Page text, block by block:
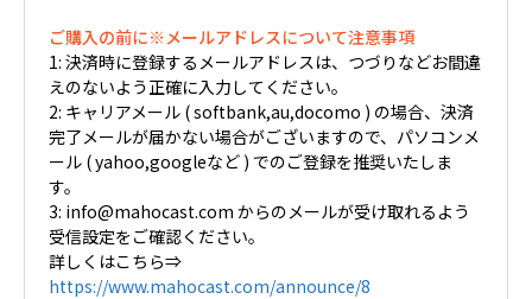
ご購入の前に※メールアドレスについて注意事項
1: 決済時に登録するメールアドレスは、つづりなどお間違
えのないよう正確に入力してください。
2: キャリアメール ( softbank,au,docomo ) の場合、決済
完了メールが届かない場合がございますので、パソコンメ
ール ( yahoo,googleなど ) でのご登録を推奨いたしま
す。
3: info@mahocast.com からのメールが受け取れるよう
受信設定をご確認ください。
詳しくはこちら⇒
https://www.mahocast.com/announce/8